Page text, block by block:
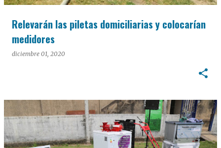
Relevarán las piletas domiciliarias y colocarían
medidores
diciembre 01, 2020